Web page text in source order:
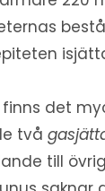
det
två
till